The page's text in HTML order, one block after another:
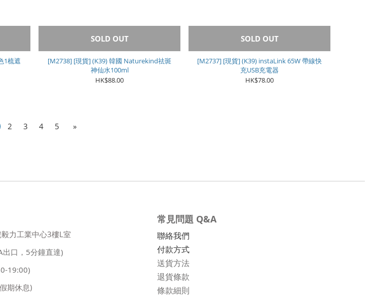
1梳遮
SOLD OUT
[M2738] [現貨] (K39) 韓國 Naturekind祛斑
神仙水100ml
HK$88.00
SOLD OUT
[M2737] [現貨] (K39) instaLink 65W 帶線快
充USB充電器
HK$78.00
2 3 4 5 »
力工業中心3樓L室
口，5分鐘直達)
19:00)
期休息)
常見問題 Q&A
聯絡我們
付款方式
送貨方法
退貨條款
條款細則